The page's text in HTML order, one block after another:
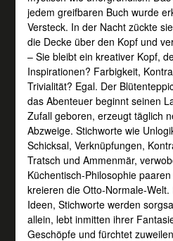
jedem greifbaren Buch wurde
Versteck. In der Nacht zückte
die Decke über den Kopf und
– Sie bleibt ein kreativer Kopf,
Inspirationen? Farbigkeit,
Trivialität? Egal. Der
das Abenteuer beginnt seinen
Zufall geboren, erzeugt täglich
Abzweige. Stichworte wie
Schicksal, Verknüpfungen,
Tratsch und Ammenmär,
Küchentisch-Philosophie
kreieren die Otto-Normale-
Ideen, Stichworte werden
allein, lebt inmitten ihrer
Geschöpfe und fürchtet